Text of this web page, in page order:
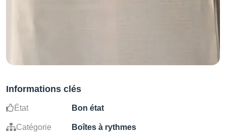
Informations clés
État Bon état
Catégorie Boîtes à rythmes